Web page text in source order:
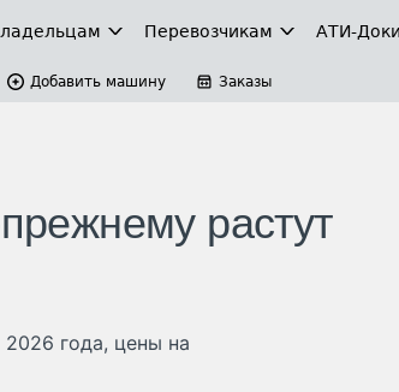
Перевозчикам АТИ-Доки
Добавить машину Заказы
растут
года, цены на